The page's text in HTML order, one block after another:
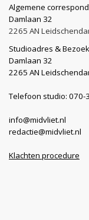
Algemene
Damlaan 32
2265 AN
Studioadres &
Damlaan 32
2265 AN
Telefoon studio: 070-
info@midvliet.nl
redactie@midvliet.nl
Klachten procedure